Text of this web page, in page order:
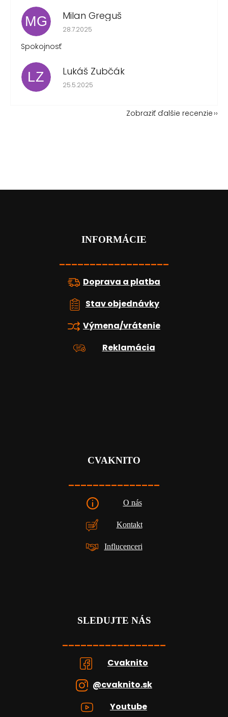
MG Milan Greguš
Hodnotenie obchodu je 5 z 5 hviezdičiek.
28.7.2025
Spokojnosť
LZ Lukáš Zubčák
Hodnotenie obchodu je 5 z 5 hviezdičiek.
25.5.2025
Zobraziť ďalšie recenzie
Z
INFORMÁCIE
__________________
Doprava a platba
Stav objednávky
Výmena/vrátenie
Reklamácia
CVAKNITO
_______________
O nás
Kontakt
Influcenceri
SLEDUJTE NÁS
_________________
Cvaknito
@cvaknito.sk
Youtube